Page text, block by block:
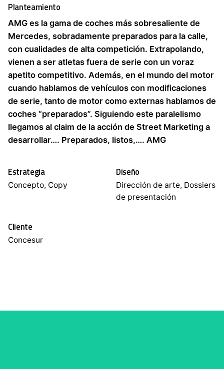
Planteamiento
AMG es la gama de coches más sobresaliente de
Mercedes, sobradamente preparados para la calle,
con cualidades de alta competición. Extrapolando,
vienen a ser atletas fuera de serie con un voraz
apetito competitivo. Además, en el mundo del motor
cuando hablamos de vehículos con modificaciones
de serie, tanto de motor como externas hablamos de
coches “preparados”. Siguiendo este paralelismo
llegamos al claim de la acción de Street Marketing a
desarrollar…. Preparados, listos,…. AMG
Estrategia
Concepto, Copy
Diseño
Dirección de arte, Dossiers
de presentación
Cliente
Concesur